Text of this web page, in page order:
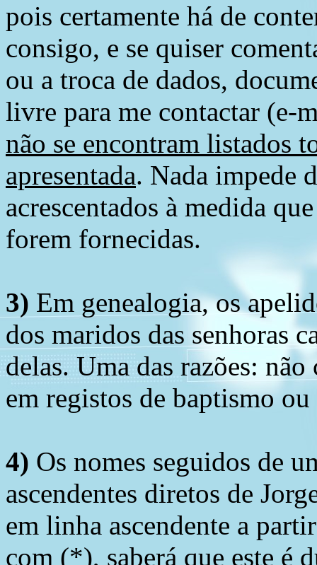
pois certamente há de
consigo, e se quiser
ou a troca de dados,
livre para me contactar (e-
não se encontram listados
apresentada. Nada impede
acrescentados à medida
forem fornecidas.
3) Em genealogia, os
dos maridos das senhoras
delas. Uma das razões:
em registos de baptismo
4) Os nomes seguidos de
ascendentes diretos de
em linha ascendente a
com (*), saberá que este é